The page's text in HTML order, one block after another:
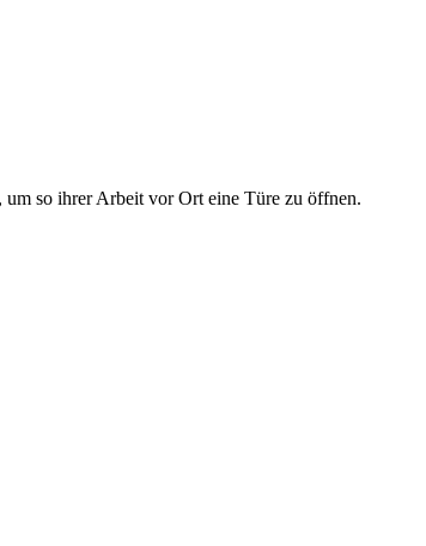
so ihrer Arbeit vor Ort eine Türe zu öffnen.